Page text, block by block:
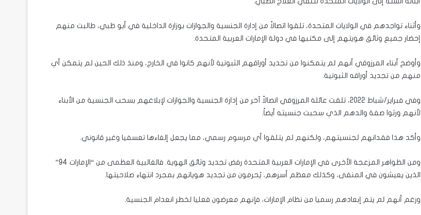
وأثناء تواجدهم في الولايات المتحدة، تلقوا اتصالاً من إدارة الجنسية والجوازات بوزارة الداخلية في أبو ظبي، طالبت منهم
إحضار جميع وثائق هويتهم إلى مكتبها في دولة الإمارات العربية المتحدة.
وأوضح أبناء المرزوقي أنهم لم يتمكنوا من تجديد أوراقهم الثبوتية لأنهم كانوا في الخارج، ومنذ ذلك الحين لم يتمكن أي
منهم من تجديد أوراقه الثبوتية.
وفي فبراير/شباط 2022، تلقت عائلة المرزوقي اتصالاً آخر من إدارة الجنسية والجوازات لإبلاغهم بسحب الجنسية من الأبناء
لأنهم ورثوا صفة والدهم الذي سحبت جنسيته أيضاً.
وأكد هذا فقدانهم لجنسيتهم، ولكنهم لم يتلقوا أي مرسوم رسمي، مما يجعل إلغاءها تعسفيا وغير قانوني.
ومن الظواهر المزعجة الأخرى في الإمارات العربية المتحدة رفض تجديد وثائق الهوية. فالغالبية العظمى من “الإمارات 94”
الذين يعيشون في المنفى، وكذلك معظم أسرهم، يُحرمون من تجديد هوياتهم بمجرد انتهاء صلاحيتها.
ورغم أنهم لم يتم إبعادهم رسميا من نظام الإمارات، فإنهم معرضون فعليا لخطر انعدام الجنسية.